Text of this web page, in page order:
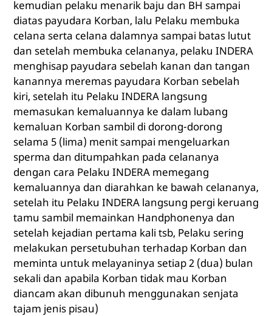
kemudian pelaku menarik baju dan BH sampai
diatas payudara Korban, lalu Pelaku membuka
celana serta celana dalamnya sampai batas lutut
dan setelah membuka celananya, pelaku INDERA
menghisap payudara sebelah kanan dan tangan
kanannya meremas payudara Korban sebelah
kiri, setelah itu Pelaku INDERA langsung
memasukan kemaluannya ke dalam lubang
kemaluan Korban sambil di dorong-dorong
selama 5 (lima) menit sampai mengeluarkan
sperma dan ditumpahkan pada celananya
dengan cara Pelaku INDERA memegang
kemaluannya dan diarahkan ke bawah celananya,
setelah itu Pelaku INDERA langsung pergi keruang
tamu sambil memainkan Handphonenya dan
setelah kejadian pertama kali tsb, Pelaku sering
melakukan persetubuhan terhadap Korban dan
meminta untuk melayaninya setiap 2 (dua) bulan
sekali dan apabila Korban tidak mau Korban
diancam akan dibunuh menggunakan senjata
tajam jenis pisau)